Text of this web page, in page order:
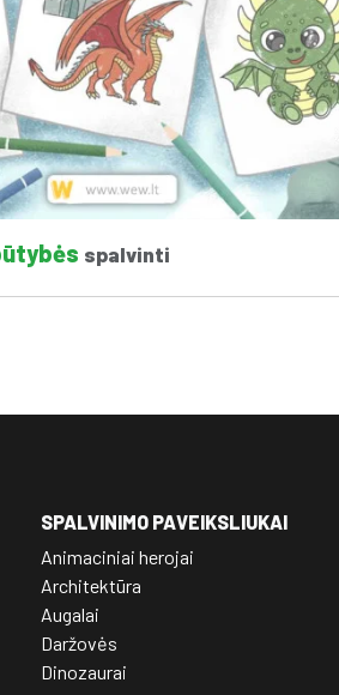
spalvinti
SPALVINIMO PAVEIKSLIUKAI
Animaciniai herojai
Architektūra
Augalai
Daržovės
Dinozaurai